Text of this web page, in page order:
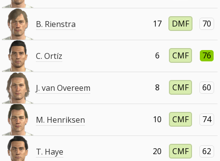
B. Rienstra 17 DMF 70
C. Ortíz 6 CMF 76
J. van Overeem 8 CMF 60
M. Henriksen 10 CMF 74
T. Haye 20 CMF 62